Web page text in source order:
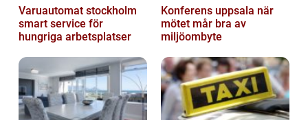
Varuautomat stockholm
smart service för
hungriga arbetsplatser
Konferens uppsala när
mötet mår bra av
miljöombyte